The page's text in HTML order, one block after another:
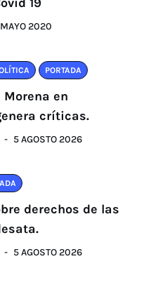
2020
PORTADA
en
críticas.
5 AGOSTO 2026
derechos de las
5 AGOSTO 2026